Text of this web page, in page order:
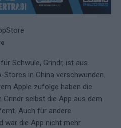
Schwule, Grindr, ist aus
Stores in China verschwunden.
Apple zufolge haben die
Grindr selbst die App aus dem
Auch für andere
war die App nicht mehr